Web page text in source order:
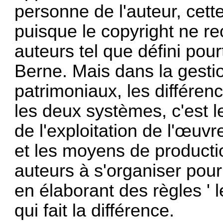
personne de l'auteur,
puisque le copyright ne
auteurs tel que défini
Berne. Mais dans la
patrimoniaux, les
les deux systèmes, c'est
de l'exploitation de
et les moyens de
auteurs à s'organiser
en élaborant des règles '
qui fait la différence.